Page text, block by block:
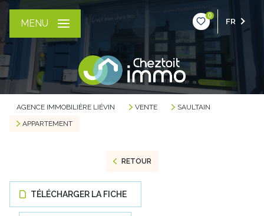
0
FR
MENU
AGENCE IMMOBILIÈRE LIÉVIN VENTE
SAULTAIN
APPARTEMENT
RETOUR
TÉLÉCHARGER LA FICHE